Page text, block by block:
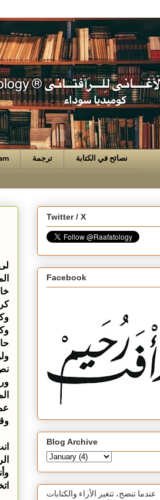
ترجمة نصائح في الكتابة
ورا
Twitter / X
Facebook
Blog Archive
عندما تنضج، تتغير الأراء والكتابات